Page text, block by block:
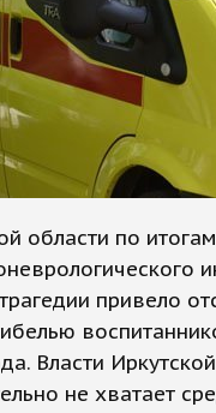
области по
привело
Власти
не хватает